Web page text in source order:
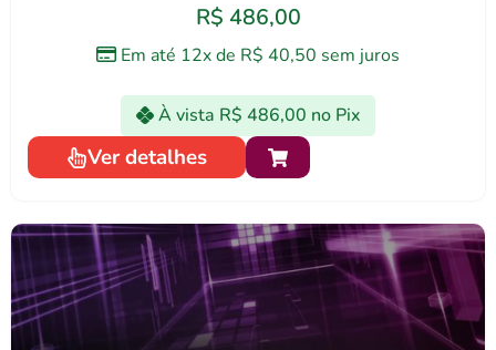
R$ 486,00
Em até 12x de R$ 40,50 sem juros
À vista R$ 486,00 no Pix
Ver detalhes